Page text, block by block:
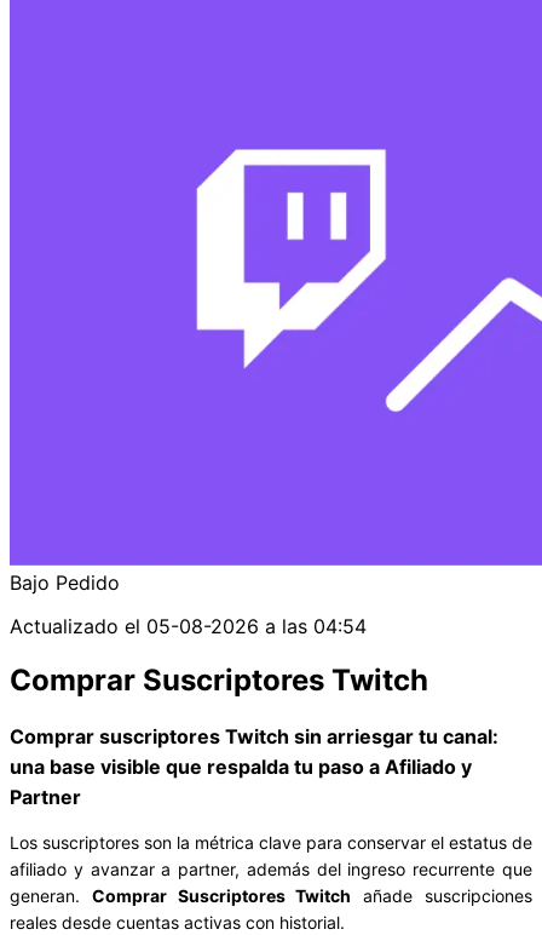
Bajo Pedido
Actualizado el 05-08-2026 a las 04:54
Comprar Suscriptores Twitch
Comprar suscriptores Twitch sin arriesgar tu canal:
una base visible que respalda tu paso a Afiliado y
Partner
Los suscriptores son la métrica clave para conservar el estatus de
afiliado y avanzar a partner, además del ingreso recurrente que
generan. Comprar Suscriptores Twitch añade suscripciones
reales desde cuentas activas con historial.